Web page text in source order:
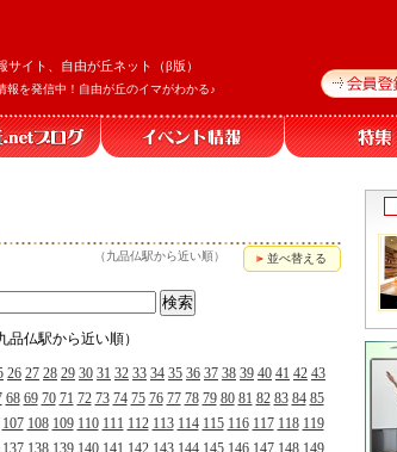
イト、自由が丘ネット（β版）
報を発信中！自由が丘のイマがわかる♪
並べ替える
（九品仏駅から近い順）
品仏駅から近い順）
26 27 28 29 30 31 32 33 34 35 36 37 38 39 40 41 42 43
68 69 70 71 72 73 74 75 76 77 78 79 80 81 82 83 84 85
107 108 109 110 111 112 113 114 115 116 117 118 119
137 138 139 140 141 142 143 144 145 146 147 148 149